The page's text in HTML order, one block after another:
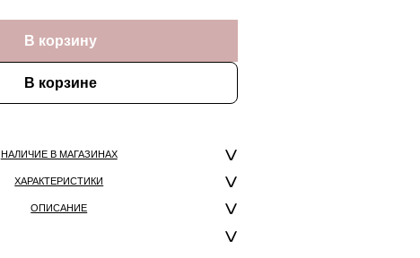
В корзину
В корзине
НАЛИЧИЕ В МАГАЗИНАХ
ХАРАКТЕРИСТИКИ
ОПИСАНИЕ